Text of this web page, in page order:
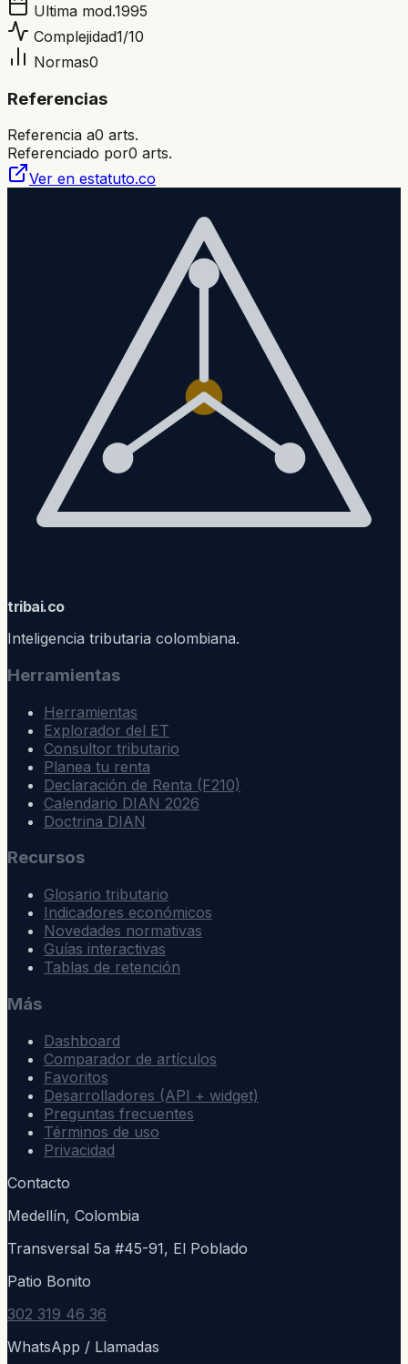
Ultima mod.1995
Complejidad1/10
Normas0
Referencias
Referencia a0 arts.
Referenciado por0 arts.
Ver en estatuto.co
tribai.co
Inteligencia tributaria colombiana.
Herramientas
Herramientas
Explorador del ET
Consultor tributario
Planea tu renta
Declaración de Renta (F210)
Calendario DIAN 2026
Doctrina DIAN
Recursos
Glosario tributario
Indicadores económicos
Novedades normativas
Guías interactivas
Tablas de retención
Más
Dashboard
Comparador de artículos
Favoritos
Desarrolladores (API + widget)
Preguntas frecuentes
Términos de uso
Privacidad
Contacto
Medellín, Colombia
Transversal 5a #45-91, El Poblado
Patio Bonito
302 319 46 36
WhatsApp / Llamadas